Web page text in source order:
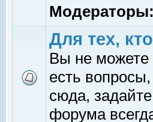
Модераторы:
Для тех,
Вы не можете
есть
сюда,
форума